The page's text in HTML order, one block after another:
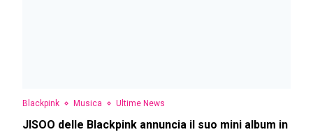
Blackpink Musica Ultime News
JISOO delle Blackpink annuncia il suo mini album in